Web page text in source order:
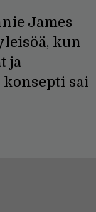
James
kun
ja
sai